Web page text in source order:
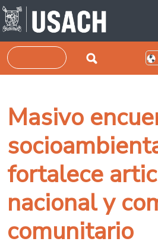
Skip to main content
Search
Masivo
fortalece
nacional y
comunitario